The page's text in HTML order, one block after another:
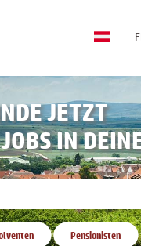
JETZT
IN
Pensionisten